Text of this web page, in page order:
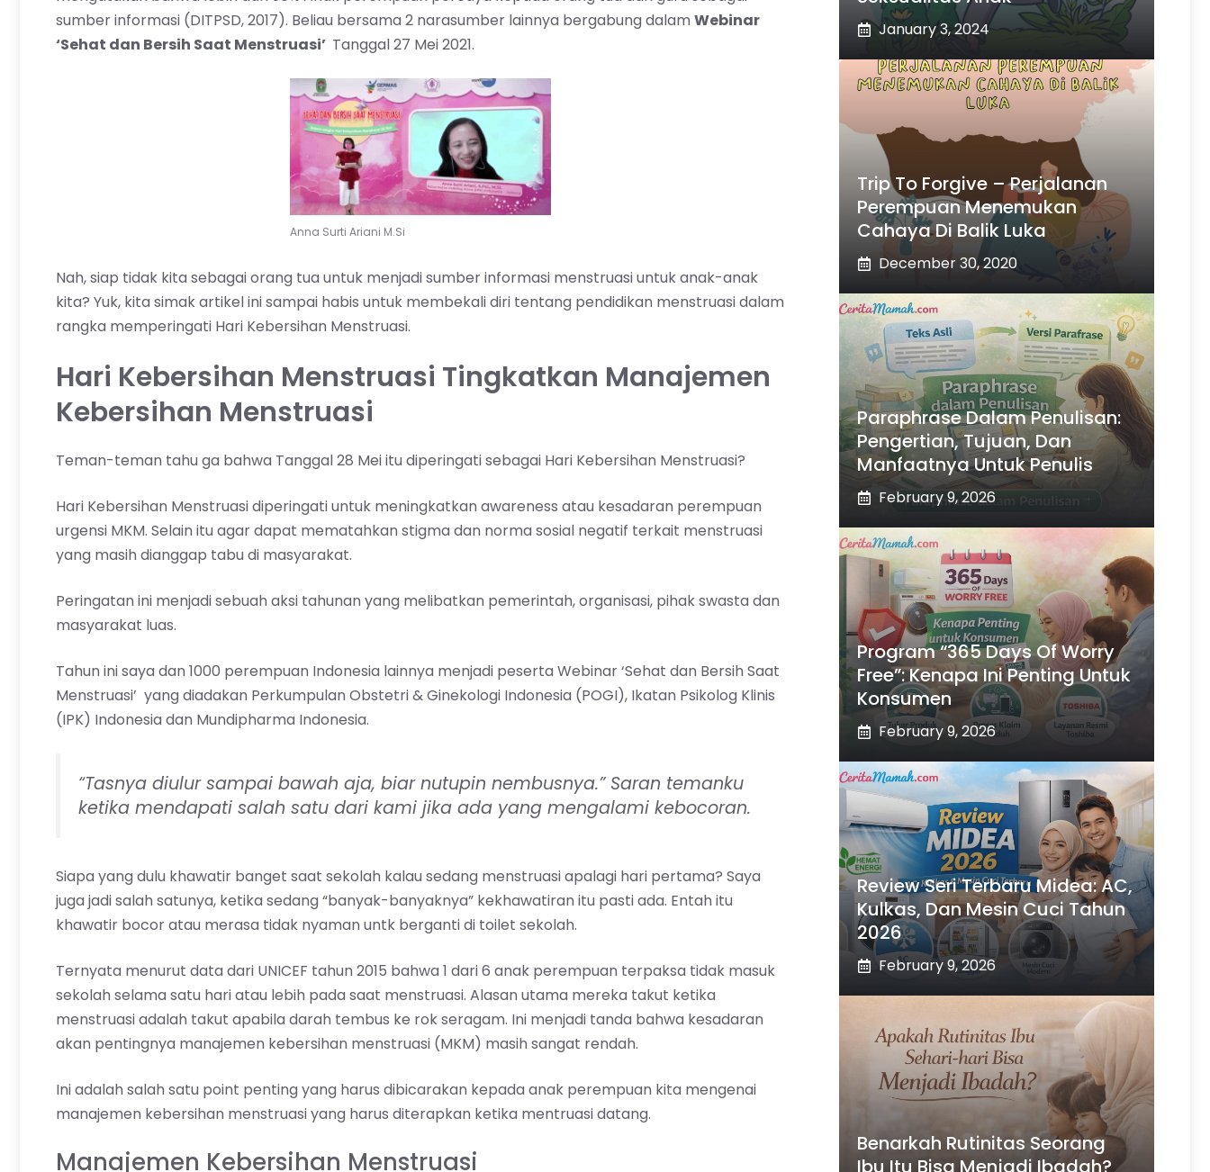
sumber informasi (DITPSD, 2017). Beliau bersama 2 narasumber lainnya bergabung dalam Webinar
‘Sehat dan Bersih Saat Menstruasi’ Tanggal 27 Mei 2021.
Anna Surti Ariani M.Si
Nah, siap tidak kita sebagai orang tua untuk menjadi sumber informasi menstruasi untuk anak-anak
kita? Yuk, kita simak artikel ini sampai habis untuk membekali diri tentang pendidikan menstruasi dalam
rangka memperingati Hari Kebersihan Menstruasi.
Hari Kebersihan Menstruasi Tingkatkan Manajemen
Kebersihan Menstruasi
Teman-teman tahu ga bahwa Tanggal 28 Mei itu diperingati sebagai Hari Kebersihan Menstruasi?
Hari Kebersihan Menstruasi diperingati untuk meningkatkan awareness atau kesadaran perempuan
urgensi MKM. Selain itu agar dapat mematahkan stigma dan norma sosial negatif terkait menstruasi
yang masih dianggap tabu di masyarakat.
Peringatan ini menjadi sebuah aksi tahunan yang melibatkan pemerintah, organisasi, pihak swasta dan
masyarakat luas.
Tahun ini saya dan 1000 perempuan Indonesia lainnya menjadi peserta Webinar ‘Sehat dan Bersih Saat
Menstruasi’ yang diadakan Perkumpulan Obstetri & Ginekologi Indonesia (POGI), Ikatan Psikolog Klinis
(IPK) Indonesia dan Mundipharma Indonesia.
“Tasnya diulur sampai bawah aja, biar nutupin nembusnya.” Saran temanku
ketika mendapati salah satu dari kami jika ada yang mengalami kebocoran.
Siapa yang dulu khawatir banget saat sekolah kalau sedang menstruasi apalagi hari pertama? Saya
juga jadi salah satunya, ketika sedang “banyak-banyaknya” kekhawatiran itu pasti ada. Entah itu
khawatir bocor atau merasa tidak nyaman untk berganti di toilet sekolah.
Ternyata menurut data dari UNICEF tahun 2015 bahwa 1 dari 6 anak perempuan terpaksa tidak masuk
sekolah selama satu hari atau lebih pada saat menstruasi. Alasan utama mereka takut ketika
menstruasi adalah takut apabila darah tembus ke rok seragam. Ini menjadi tanda bahwa kesadaran
akan pentingnya manajemen kebersihan menstruasi (MKM) masih sangat rendah.
Ini adalah salah satu point penting yang harus dibicarakan kepada anak perempuan kita mengenai
manajemen kebersihan menstruasi yang harus diterapkan ketika mentruasi datang.
Manajemen Kebersihan Menstruasi
January 3, 2024
Trip To Forgive – Perjalanan
Perempuan Menemukan
Cahaya Di Balik Luka
December 30, 2020
Paraphrase Dalam Penulisan:
Pengertian, Tujuan, Dan
Manfaatnya Untuk Penulis
February 9, 2026
Program “365 Days Of Worry
Free”: Kenapa Ini Penting Untuk
Konsumen
February 9, 2026
Review Seri Terbaru Midea: AC,
Kulkas, Dan Mesin Cuci Tahun
2026
February 9, 2026
Benarkah Rutinitas Seorang
Ibu Itu Bisa Menjadi Ibadah?